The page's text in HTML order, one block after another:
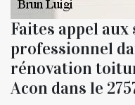
Faites appel aux
professionnel
rénovation
Acon dans le